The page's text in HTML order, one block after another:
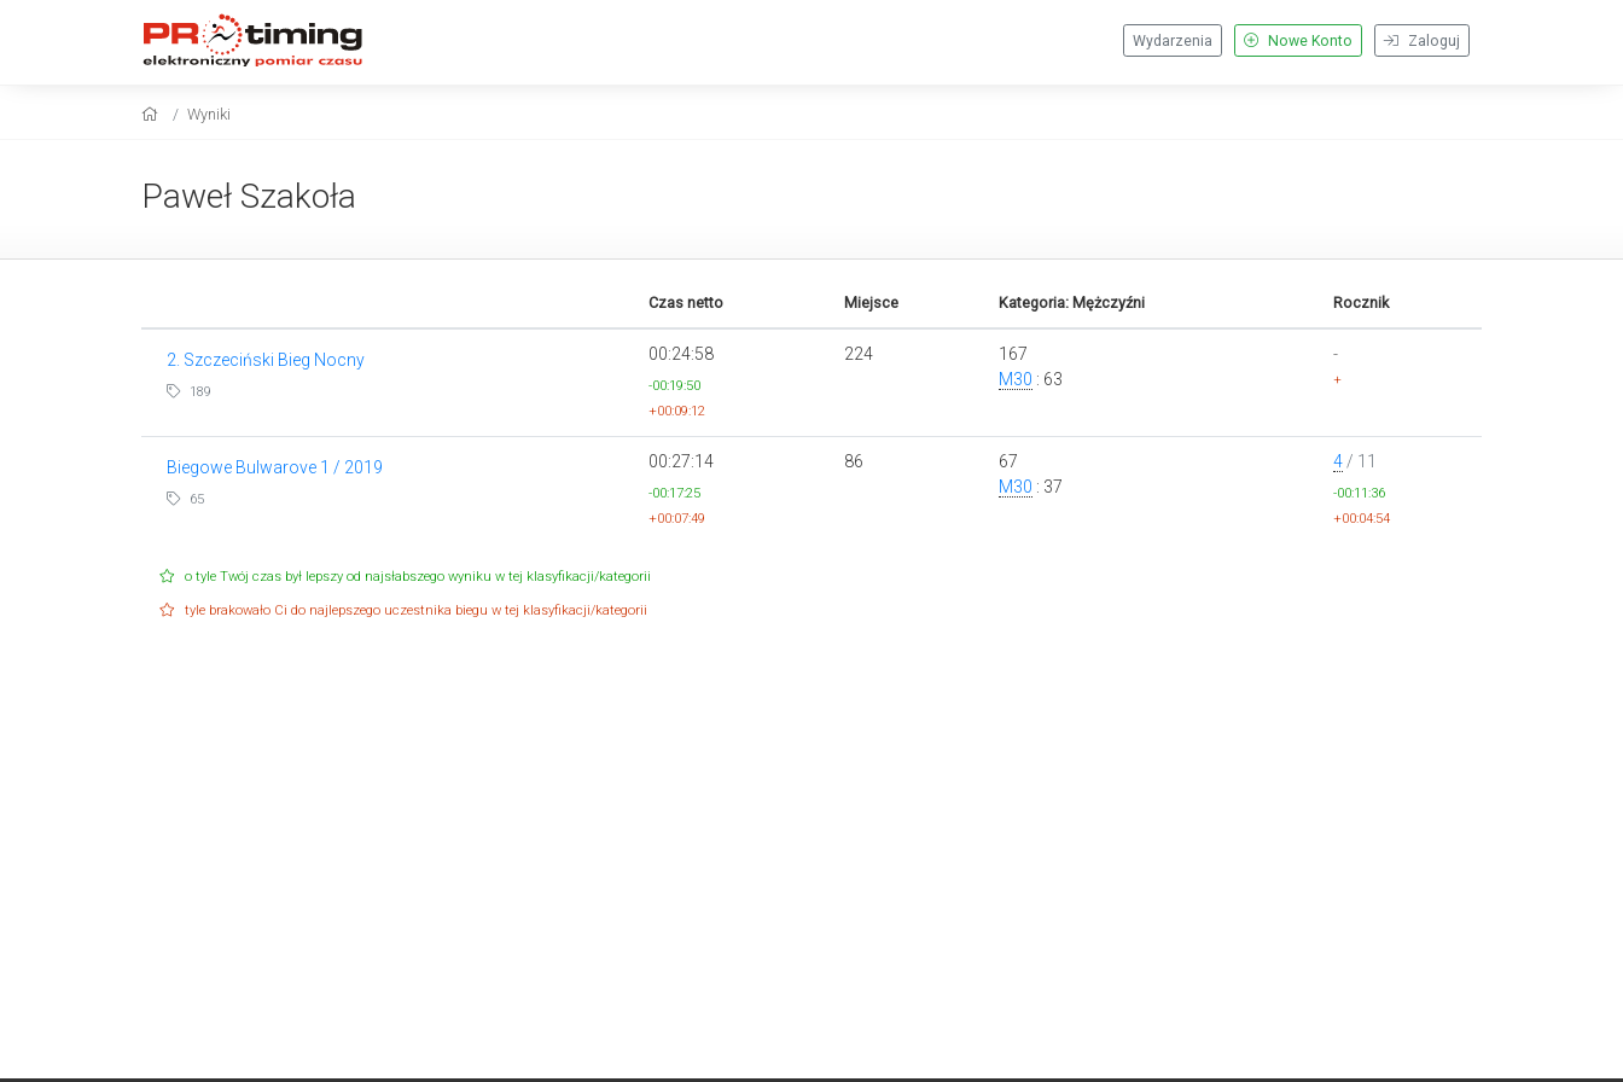
Zaloguj
Nowe Konto
Wydarzenia
Wyniki
Paweł Szakoła
Czas netto Miejsce Kategoria: Mężczyźni Rocznik
2. Szczeciński Bieg Nocny
189
00:24:58
-00:19:50
+00:09:12
224
167
M30 : 63
-
+
Biegowe Bulwarove 1 / 2019
65
00:27:14
-00:17:25
+00:07:49
86
67
M30 : 37
4 / 11
-00:11:36
+00:04:54
o tyle Twój czas był lepszy od najsłabszego wyniku w tej klasyfikacji/kategorii
tyle brakowało Ci do najlepszego uczestnika biegu w tej klasyfikacji/kategorii